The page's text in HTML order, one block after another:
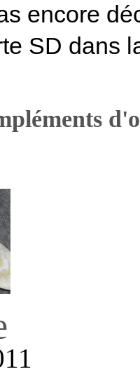
encore
SD dans